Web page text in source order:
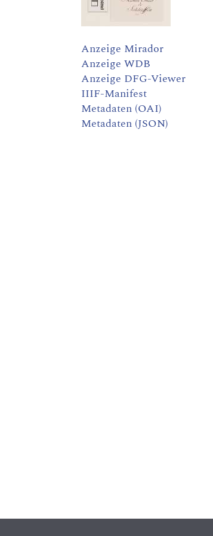
Anzeige Mirador
Anzeige WDB
Anzeige DFG-Viewer
IIIF-Manifest
Metadaten (OAI)
Metadaten (JSON)